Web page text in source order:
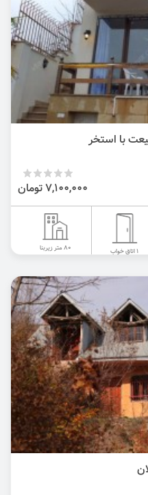
با استخر
7,100,000 تومان
1 اتاق خواب 80 متر زیربنا